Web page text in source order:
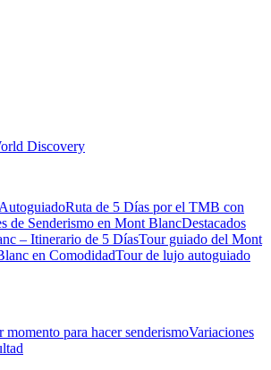
Discovery
Ruta de 5 Días por el TMB con
de Senderismo en Mont BlancDestacados
– Itinerario de 5 DíasTour guiado del Mont
en ComodidadTour de lujo autoguiado
momento para hacer senderismoVariaciones